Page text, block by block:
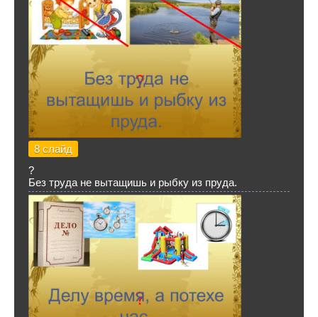
8 слайд
?
Без труда не вытащишь и рыбку из пруда.